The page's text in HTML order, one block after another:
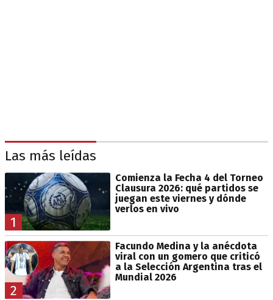
Las más leídas
1
Comienza la Fecha 4 del Torneo
Clausura 2026: qué partidos se
juegan este viernes y dónde
verlos en vivo
2
Facundo Medina y la anécdota
viral con un gomero que criticó
a la Selección Argentina tras el
Mundial 2026